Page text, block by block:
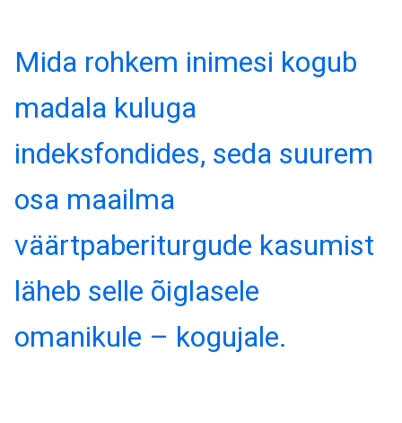
Mida rohkem inimesi kogub
madala kuluga
indeksfondides, seda suurem
osa maailma
väärtpaberiturgude kasumist
läheb selle õiglasele
omanikule – kogujale.